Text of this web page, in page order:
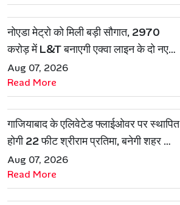
नोएडा मेट्रो को मिली बड़ी सौगात, 2970
करोड़ में L&T बनाएगी एक्वा लाइन के दो नए
रूट
Aug 07, 2026
Read More
गाजियाबाद के एलिवेटेड फ्लाईओवर पर स्थापित
होगी 22 फीट श्रीराम प्रतिमा, बनेगी शहर की
नई पहचान
Aug 07, 2026
Read More